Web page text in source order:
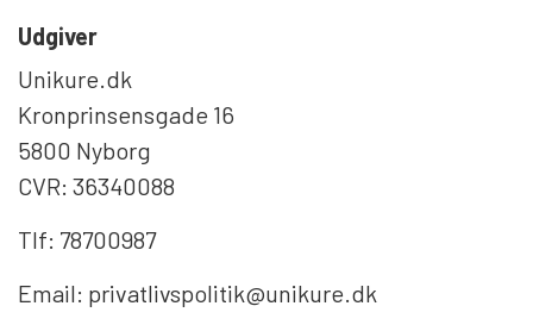
Udgiver
Unikure.dk
Kronprinsensgade 16
5800 Nyborg
CVR: 36340088
Tlf: 78700987
Email: privatlivspolitik@unikure.dk